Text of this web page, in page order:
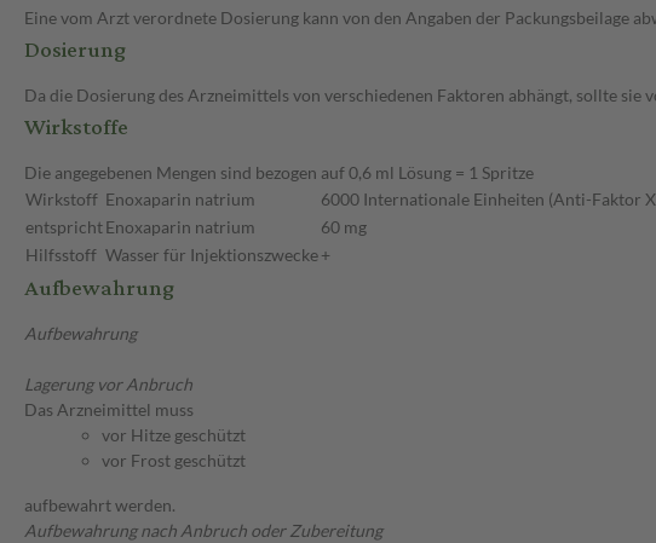
Eine vom Arzt verordnete Dosierung kann von den Angaben der Packungsbeilage
Dosierung
Da die Dosierung des Arzneimittels von verschiedenen Faktoren abhängt, sollte
Wirkstoffe
Die angegebenen Mengen sind bezogen auf 0,6 ml Lösung = 1 Spritze
Wirkstoff Enoxaparin natrium
6000 Internationale Einheiten (Anti-Faktor
entsprichtEnoxaparin natrium
60 mg
Hilfsstoff Wasser für Injektionszwecke+
Aufbewahrung
Aufbewahrung
Lagerung vor Anbruch
Das Arzneimittel muss
vor Hitze geschützt
vor Frost geschützt
aufbewahrt werden.
Aufbewahrung nach Anbruch oder Zubereitung